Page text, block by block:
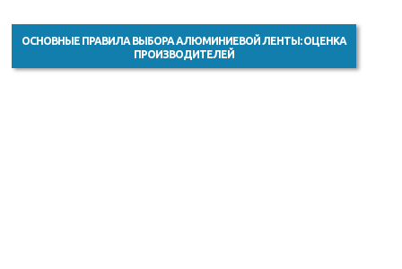
ОСНОВНЫЕ ПРАВИЛА ВЫБОРА АЛЮМИНИЕВОЙ ЛЕНТЫ: ОЦЕНКА
ПРОИЗВОДИТЕЛЕЙ